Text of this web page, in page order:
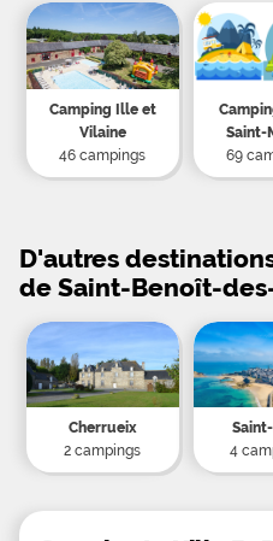
Camping Ille et
Vilaine
46 campings
Saint-
69
D'autres
de Saint-Benoît-
Cherrueix
2 campings
4